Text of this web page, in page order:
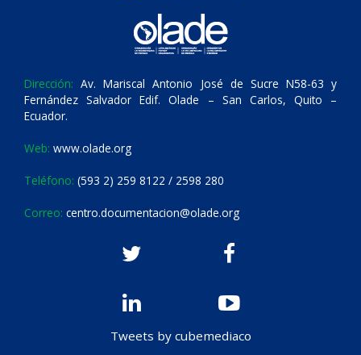
Dirección: Av. Mariscal Antonio José de Sucre N58-63 y
Fernández Salvador Edif. Olade – San Carlos, Quito –
Ecuador.
Web: www.olade.org
Teléfono: (593 2) 259 8122 / 2598 280
Correo: centro.documentacion@olade.org
Tweets by cubemediaco